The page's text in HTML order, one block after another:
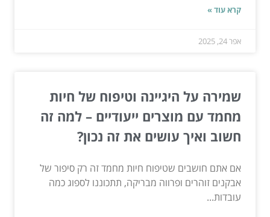
קרא עוד »
אפר 24, 2025
שמירה על היגיינה וטיפוח של חיות
מחמד עם מוצרים ייעודיים – למה זה
חשוב ואיך עושים את זה נכון?
אם אתם חושבים שטיפוח חיות מחמד זה רק סיפור של
אבקנים זוהרים ופרווה מבריקה, תתכוננו לספוג כמה
עובדות...